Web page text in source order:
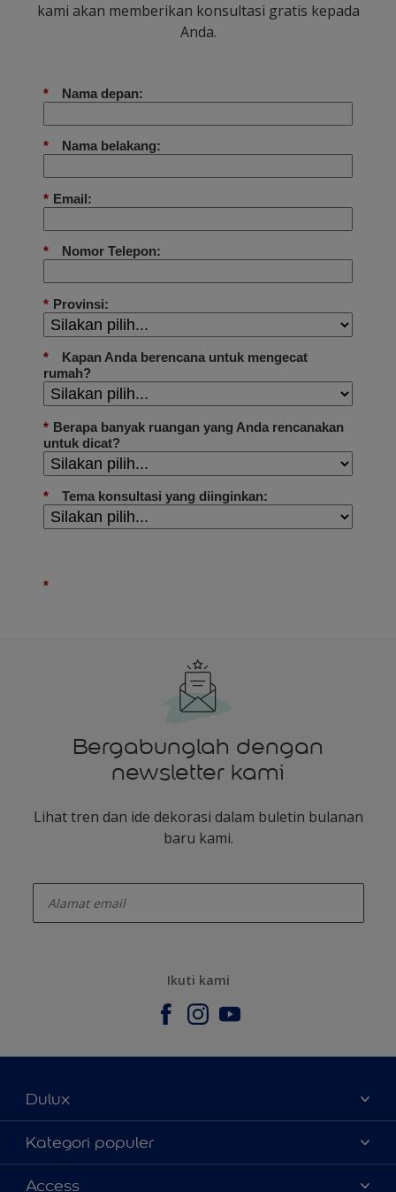
kami akan memberikan konsultasi gratis kepada
Anda.
Bergabunglah dengan
newsletter kami
Lihat tren dan ide dekorasi dalam buletin bulanan
baru kami.
Ikuti kami
Dulux
Tentang Kami
Contact us
Kategori populer
Warna
Access